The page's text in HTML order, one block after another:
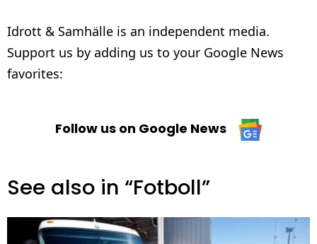
Idrott & Samhälle is an independent media.
Support us by adding us to your Google News
favorites:
Follow us on Google News
See also in “Fotboll”